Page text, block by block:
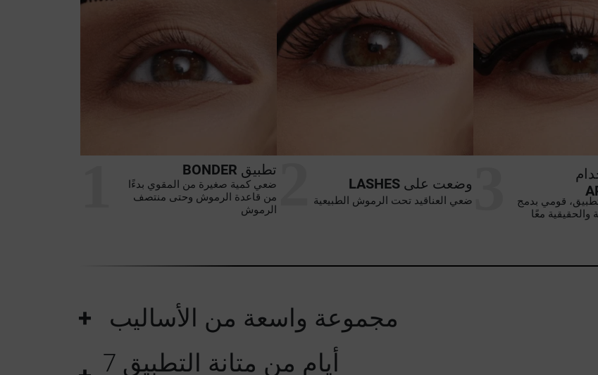
تطبيق BONDER
ضعي كمية صغيرة من المقوي بدءًا
من قاعدة الرموش وحتى منتصف
الرموش
وضعت علىLASHES
ضعي العناقيد تحت الرموش الطبيعية
قومي بدمج
والحقيقية معًا
مجموعة واسعة من الأساليب
7 أيام من متانة التطبيق